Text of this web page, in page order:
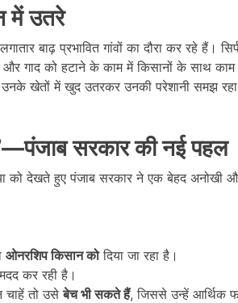
में उतरे
बाढ़ प्रभावित गांवों का दौरा कर रहे हैं।
गाद को हटाने के काम में किसानों के साथ
उनके खेतों में खुद उतरकर उनकी परेशानी समझ
पंजाब सरकार की नई पहल
को देखते हुए पंजाब सरकार ने एक बेहद अनोखी
ओनरशिप किसान कोदिया जा रहा है।
कर रही है।
चाहें तो उसेबेच भी सकते हैं, जिससे उन्हें आर्थिक